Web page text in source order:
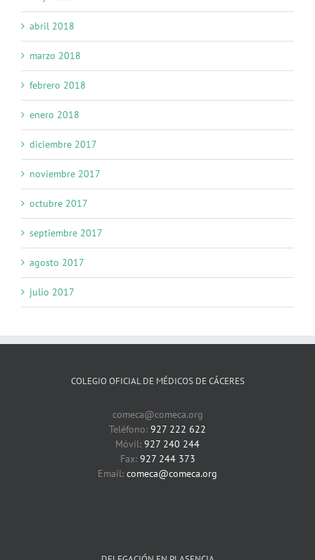
abril 2018
marzo 2018
febrero 2018
enero 2018
diciembre 2017
noviembre 2017
octubre 2017
septiembre 2017
agosto 2017
julio 2017
COLEGIO OFICIAL DE MÉDICOS DE CÁCERES
comeca@comeca.org
Teléfono: 927 222 622
Móvil: 927 240 244
Fax: 927 244 373
Email: comeca@comeca.org